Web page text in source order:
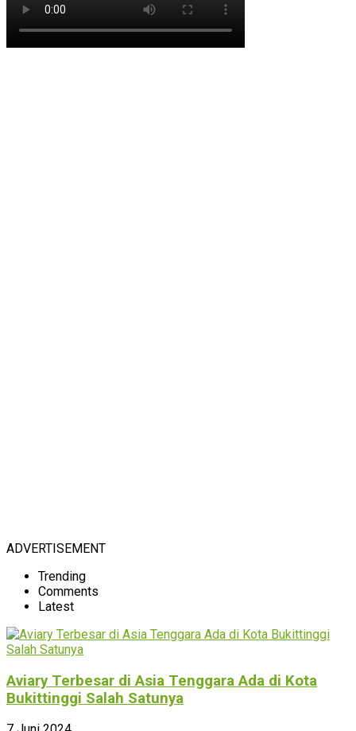
ADVERTISEMENT
Trending
Comments
Latest
Aviary Terbesar di Asia Tenggara Ada di Kota
Bukittinggi Salah Satunya